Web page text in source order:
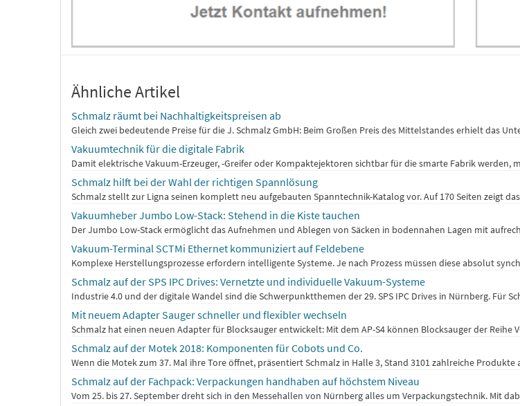
Ähnliche Artikel
Schmalz räumt bei Nachhaltigkeitspreisen ab
Gleich zwei bedeutende Preise für die J. Schmalz GmbH: Beim Großen Preis des Mittelstandes erhielt das
Vakuumtechnik für die digitale Fabrik
Damit elektrische Vakuum-Erzeuger, -Greifer oder Kompaktejektoren sichtbar für die smarte Fabrik werden,
Schmalz hilft bei der Wahl der richtigen Spannlösung
Schmalz stellt zur Ligna seinen komplett neu aufgebauten Spanntechnik-Katalog vor. Auf 170 Seiten zeigt
Vakuumheber Jumbo Low-Stack: Stehend in die Kiste tauchen
Der Jumbo Low-Stack ermöglicht das Aufnehmen und Ablegen von Säcken in bodennahen Lagen mit
Vakuum-Terminal SCTMi Ethernet kommuniziert auf Feldebene
Komplexe Herstellungsprozesse erfordern intelligente Systeme. Je nach Prozess müssen diese absolut
Schmalz auf der SPS IPC Drives: Vernetzte und individuelle Vakuum-Systeme
Industrie 4.0 und der digitale Wandel sind die Schwerpunktthemen der 29. SPS IPC Drives in Nürnberg. Für
Mit neuem Adapter Sauger schneller und flexibler wechseln
Schmalz hat einen neuen Adapter für Blocksauger entwickelt: Mit dem AP-S4 können Blocksauger der Reihe
Schmalz auf der Motek 2018: Komponenten für Cobots und Co.
Wenn die Motek zum 37. Mal ihre Tore öffnet, präsentiert Schmalz in Halle 3, Stand 3101 zahlreiche Produkte
Schmalz auf der Fachpack: Verpackungen handhaben auf höchstem Niveau
Vom 25. bis 27. September dreht sich in den Messehallen von Nürnberg alles um Verpackungstechnik. Mit